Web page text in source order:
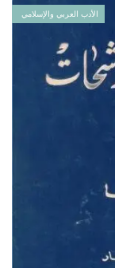
الأدب العربي والإسلامي